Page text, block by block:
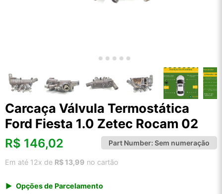
Carcaça Válvula Termostática
Ford Fiesta 1.0 Zetec Rocam 02
R$ 146,02 Part Number: Sem numeração
Em até 12x de R$ 13,99 no cartão
Opções de Parcelamento